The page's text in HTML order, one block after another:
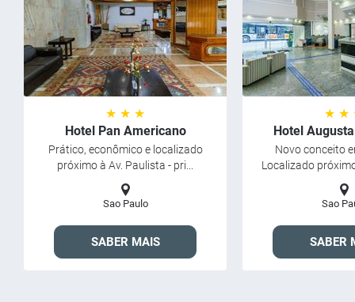
★ ★ ★
Hotel Pan Americano
Prático, econômico e localizado
próximo à Av. Paulista - pri...
Sao Paulo
SABER MAIS
★ ★
Hotel
Novo conceito
Localizado
Sao
SABER